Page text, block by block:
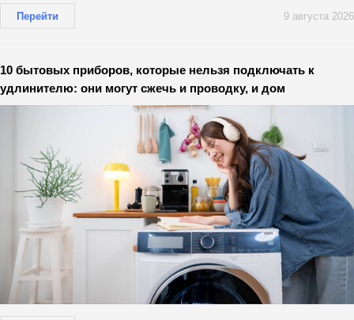
Перейти 9 августа 2026
10 бытовых приборов, которые нельзя подключать к
удлинителю: они могут сжечь и проводку, и дом